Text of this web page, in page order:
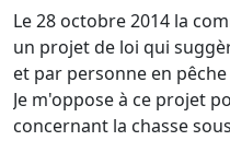
Le 28 octobre 2014 la
un projet de loi qui
et par personne en pêche
Je m'oppose à ce projet
concernant la chasse